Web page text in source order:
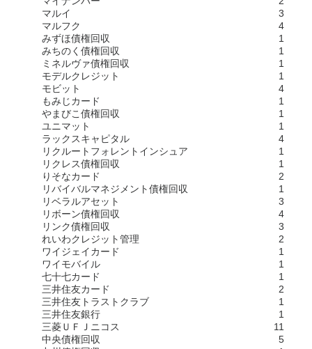
マルイ
3
マルフク
4
みずほ債権回収
1
みちのく債権回収
1
ミネルヴァ債権回収
1
モデルクレジット
1
モビット
4
もみじカード
1
やまびこ債権回収
1
ユニマット
1
ラックスキャピタル
4
リクルートフォレントインシュア
1
リクレス債権回収
1
りそなカード
2
リバイバルマネジメント債権回収
1
リベラルアセット
3
リボーン債権回収
4
リンク債権回収
3
れいわクレジット管理
2
ワイジェイカード
1
ワイモバイル
1
七十七カード
1
三井住友カード
2
三井住友トラストクラブ
1
三井住友銀行
1
三菱ＵＦＪニコス
11
中央債権回収
5